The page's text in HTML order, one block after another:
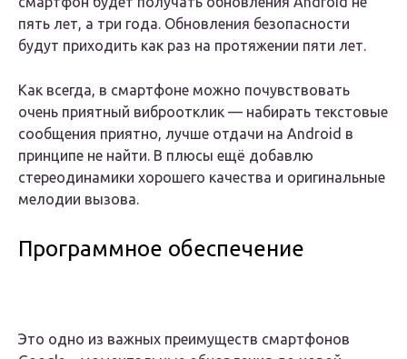
пять лет, а три года. Обновления безопасности
будут приходить как раз на протяжении пяти лет.
Как всегда, в смартфоне можно почувствовать
очень приятный виброотклик — набирать текстовые
сообщения приятно, лучше отдачи на Android в
принципе не найти. В плюсы ещё добавлю
стереодинамики хорошего качества и оригинальные
мелодии вызова.
Программное обеспечение
Это одно из важных преимуществ смартфонов